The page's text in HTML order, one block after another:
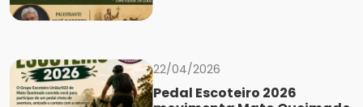
22/04/2026
Pedal Escoteiro 2026